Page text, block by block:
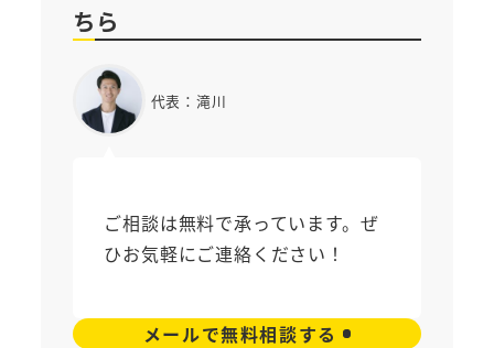
ちら
代表：滝川
ご相談は無料で承っています。ぜ
ひお気軽にご連絡ください！
メールで無料相談する